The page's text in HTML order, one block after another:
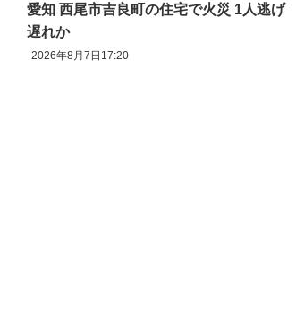
愛知 西尾市吉良町の住宅で火災 1人逃げ
遅れか
2026年8月7日17:20